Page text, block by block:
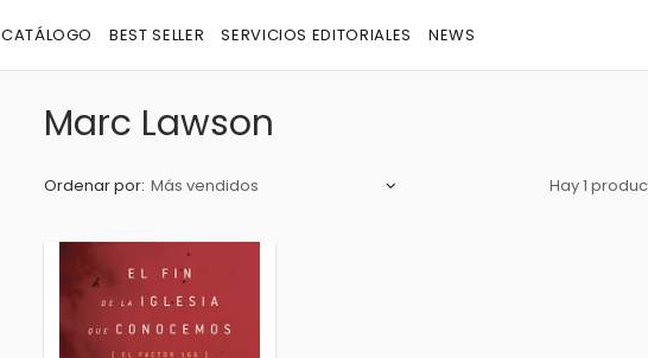
CATÁLOGO BEST SELLER SERVICIOS EDITORIALES NEWS
Marc Lawson
Ordenar por: Hay 1